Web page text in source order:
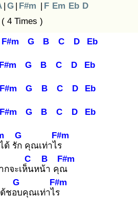
| G | F#m | F Em Eb D
( 4 Times )
F#m G B C D Eb
F#m G B C D Eb
F#m G B C D Eb
F#m G B C D Eb
ด้ รัก
G
คุณเท่าไร
F#m
กจะเห็น
C
หน้า
B
คุณ
F#m
ชอบ
G
คุณเท่าไร
F#m